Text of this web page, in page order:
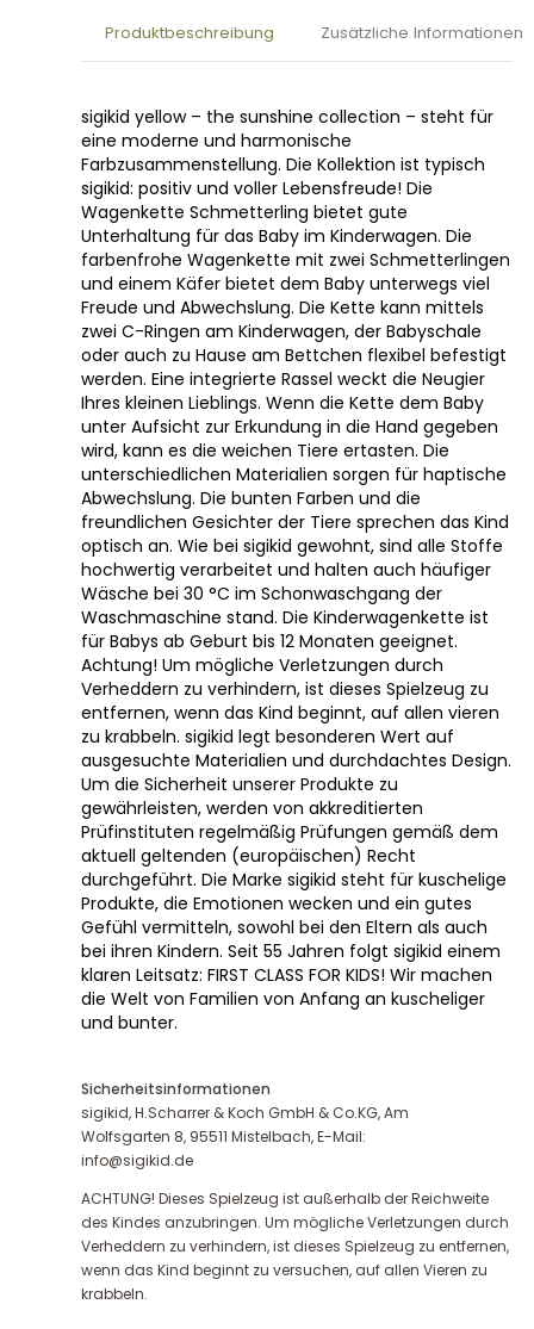
Produktbeschreibung Zusätzliche Informationen
sigikid yellow – the sunshine collection – steht für
eine moderne und harmonische
Farbzusammenstellung. Die Kollektion ist typisch
sigikid: positiv und voller Lebensfreude! Die
Wagenkette Schmetterling bietet gute
Unterhaltung für das Baby im Kinderwagen. Die
farbenfrohe Wagenkette mit zwei Schmetterlingen
und einem Käfer bietet dem Baby unterwegs viel
Freude und Abwechslung. Die Kette kann mittels
zwei C-Ringen am Kinderwagen, der Babyschale
oder auch zu Hause am Bettchen flexibel befestigt
werden. Eine integrierte Rassel weckt die Neugier
Ihres kleinen Lieblings. Wenn die Kette dem Baby
unter Aufsicht zur Erkundung in die Hand gegeben
wird, kann es die weichen Tiere ertasten. Die
unterschiedlichen Materialien sorgen für haptische
Abwechslung. Die bunten Farben und die
freundlichen Gesichter der Tiere sprechen das Kind
optisch an. Wie bei sigikid gewohnt, sind alle Stoffe
hochwertig verarbeitet und halten auch häufiger
Wäsche bei 30 °C im Schonwaschgang der
Waschmaschine stand. Die Kinderwagenkette ist
für Babys ab Geburt bis 12 Monaten geeignet.
Achtung! Um mögliche Verletzungen durch
Verheddern zu verhindern, ist dieses Spielzeug zu
entfernen, wenn das Kind beginnt, auf allen vieren
zu krabbeln. sigikid legt besonderen Wert auf
ausgesuchte Materialien und durchdachtes Design.
Um die Sicherheit unserer Produkte zu
gewährleisten, werden von akkreditierten
Prüfinstituten regelmäßig Prüfungen gemäß dem
aktuell geltenden (europäischen) Recht
durchgeführt. Die Marke sigikid steht für kuschelige
Produkte, die Emotionen wecken und ein gutes
Gefühl vermitteln, sowohl bei den Eltern als auch
bei ihren Kindern. Seit 55 Jahren folgt sigikid einem
klaren Leitsatz: FIRST CLASS FOR KIDS! Wir machen
die Welt von Familien von Anfang an kuscheliger
und bunter.
Sicherheitsinformationen
sigikid, H.Scharrer & Koch GmbH & Co.KG, Am
Wolfsgarten 8, 95511 Mistelbach, E-Mail:
info@sigikid.de
ACHTUNG! Dieses Spielzeug ist außerhalb der Reichweite
des Kindes anzubringen. Um mögliche Verletzungen durch
Verheddern zu verhindern, ist dieses Spielzeug zu entfernen,
wenn das Kind beginnt zu versuchen, auf allen Vieren zu
krabbeln.